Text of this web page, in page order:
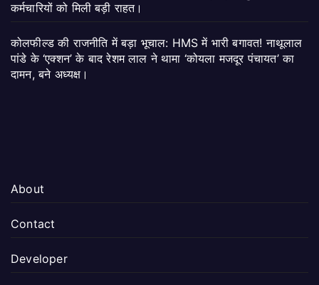
कर्मचारियों को मिली बड़ी राहत।
कोलफील्ड की राजनीति में बड़ा भूचाल: HMS में भारी बगावत! नाथूलाल
पांडे के ‘एक्शन’ के बाद रेशम लाल ने थामा ‘कोयला मजदूर पंचायत’ का
दामन, बने अध्यक्ष।
About
Contact
Developer